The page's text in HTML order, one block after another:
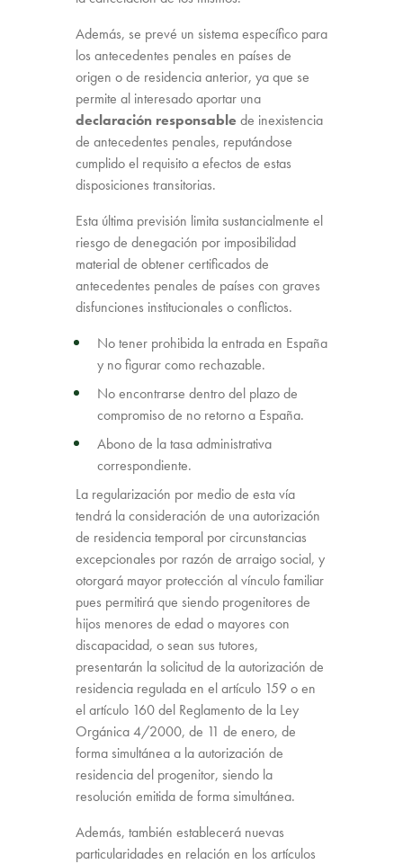
Además, se prevé un sistema específico para
los antecedentes penales en países de
origen o de residencia anterior, ya que se
permite al interesado aportar una
declaración responsablede inexistencia
de antecedentes penales, reputándose
cumplido el requisito a efectos de estas
disposiciones transitorias.
Esta última previsión limita sustancialmente el
riesgo de denegación por imposibilidad
material de obtener certificados de
antecedentes penales de países con graves
disfunciones institucionales o conflictos.
No tener prohibida la entrada en España
y no figurar como rechazable.
No encontrarse dentro del plazo de
compromiso de no retorno a España.
Abono de la tasa administrativa
correspondiente.
La regularización por medio de esta vía
tendrá la consideración de una autorización
de residencia temporal por circunstancias
excepcionales por razón de arraigo social, y
otorgará mayor protección al vínculo familiar
pues permitirá que siendo progenitores de
hijos menores de edad o mayores con
discapacidad, o sean sus tutores,
presentarán la solicitud de la autorización de
residencia regulada en el artículo 159 o en
el artículo 160 del Reglamento de la Ley
Orgánica 4/2000, de 11 de enero, de
forma simultánea a la autorización de
residencia del progenitor, siendo la
resolución emitida de forma simultánea.
Además, también establecerá nuevas
particularidades en relación en los artículos